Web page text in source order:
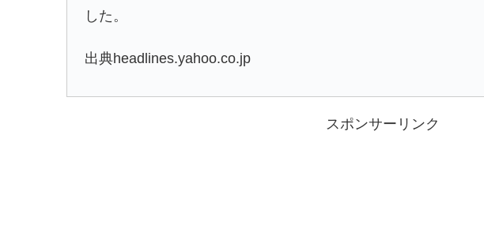
した。
出典headlines.yahoo.co.jp
スポンサーリンク